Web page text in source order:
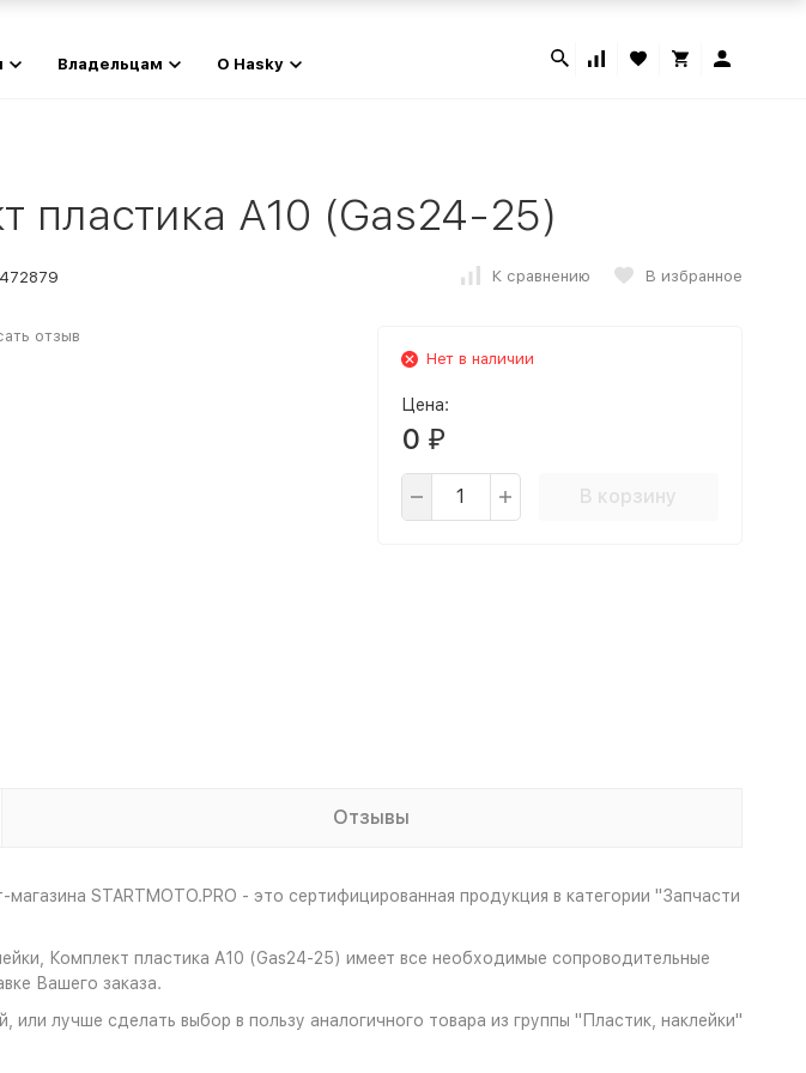
Владельцам О Hasky
пластика A10 (Gas24-25)
К сравнению В избранное
отзыв
Нет в наличии
Цена:
0 ₽
В корзину
Отзывы
STARTMOTO.PRO - это сертифицированная продукция в категории "Запчасти
Комплект пластика A10 (Gas24-25) имеет все необходимые сопроводительные
Вашего заказа.
лучше сделать выбор в пользу аналогичного товара из группы "Пластик, наклейки"